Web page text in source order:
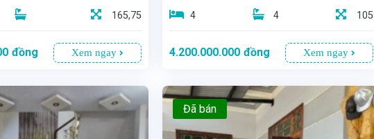
165,75
đồng Xem ngay
4
4 105
4.200.000.000 đồng Xem ngay
Đã bán